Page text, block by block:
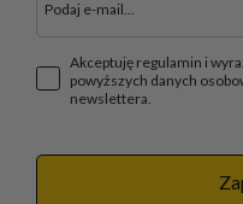
Akceptuję regulamin i
powyższych danych
newslettera.